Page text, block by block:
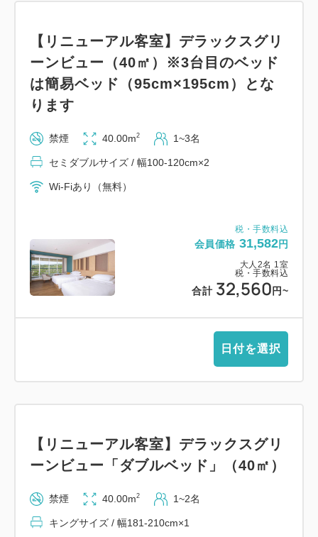
税・手数料込
会員価格 31,582円
大人 2名 1室
税・手数料込
合計 32,560 円~
【リニューアル客室】デラックスグリ
ーンビュー（40㎡）※3台目のベッド
は簡易ベッド（95cm×195cm）とな
ります
禁煙 40.00m2 1~3名
セミダブルサイズ / 幅100-120cm×2
Wi-Fiあり（無料）
日付を選択
【リニューアル客室】デラックスグリ
ーンビュー「ダブルベッド」（40㎡）
禁煙 40.00m2 1~2名
キングサイズ / 幅181-210cm×1